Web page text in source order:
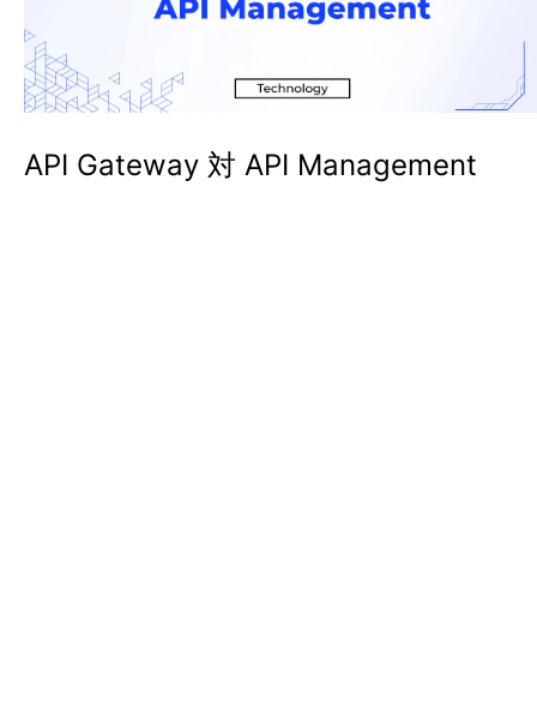
API Gateway 対 API Management